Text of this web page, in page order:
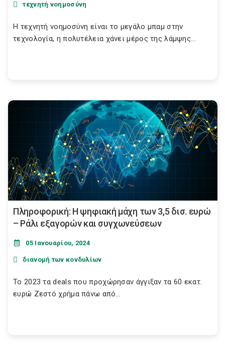
τεχνητή νοημοσύνη
Η τεχνητή νοημοσύνη είναι το μεγάλο μπαμ στην
τεχνολογία, η πολυτέλεια χάνει μέρος της λάμψης...
Πληροφορική: Η ψηφιακή μάχη των 3,5 δισ. ευρώ
– Ράλι εξαγορών και συγχωνεύσεων
05 Ιανουαρίου, 2024
διανομή των κονδυλίων
Το 2023 τα deals που προχώρησαν άγγιξαν τα 60 εκατ.
ευρώ Ζεστό χρήμα πάνω από...